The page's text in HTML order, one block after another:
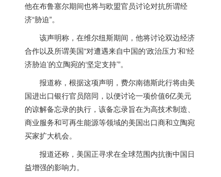
他在布鲁塞尔期间也将与欧盟官员讨论对抗所谓经
济“胁迫”。
该声明称，在维尔纽斯期间，他将讨论双边经济
合作以及所谓美国“对遭遇来自中国的‘政治压力’和‘经
济胁迫’的立陶宛的‘坚定支持’”。
报道称，根据这项声明，费尔南德斯此行将由美
国进出口银行官员陪同，以便讨论一项价值6亿美元
的谅解备忘录的执行，该备忘录旨在为高技术制造、
商业服务和可再生能源等领域的美国出口商和立陶宛
买家扩大机会。
报道还称， 美国正寻求在全球范围内抗衡中国日
益增强的影响力。